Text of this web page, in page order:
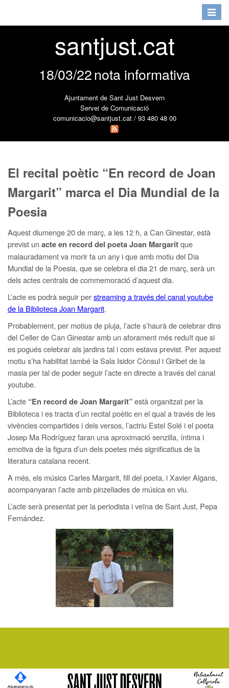
Toggle
santjust.cat
18/03/22nota informativa
Ajuntament de Sant Just Desvern
Servei de Comunicació
comunicacio@santjust.cat / 93 480 48 00
El recital poètic “En record de Joan
Margarit” marca el Dia Mundial de la
Poesia
Aquest diumenge 20 de març, a les 12 h, a Can Ginestar, està
previst unacte en record del poeta Joan Margaritque
malauradament va morir fa un any i que amb motiu del Dia
Mundial de la Poesia, que se celebra el dia 21 de març, serà un
dels actes centrals de commemoració d’aquest dia.
L’acte es podrà seguir perstreaming a través del canal youtube
de la Biblioteca Joan Margarit.
Probablement, per motius de pluja, l’acte s’haurà de celebrar dins
del Celler de Can Ginestar amb un aforament més reduït que si
es pogués celebrar als jardins tal i com estava previst. Per aquest
motiu s’ha habilitat també la Sala Isidor Cònsul i Giribet de la
masia per tal de poder seguir l’acte en directe a través del canal
youtube.
L’acte “En record de Joan Margarit”està organitzat per la
Biblioteca i es tracta d’un recital poètic en el qual a través de les
vivències compartides i dels versos, l’actriu Estel Solé i el poeta
Josep Ma Rodríguez faran una aproximació senzilla, íntima i
emotiva de la figura d’un dels poetes més significatius de la
literatura catalana recent.
A més, els músics Carles Margarit, fill del poeta, i Xavier Algans,
acompanyaran l’acte amb pinzellades de música en viu.
L’acte serà presentat per la periodista i veïna de Sant Just, Pepa
Fernández.